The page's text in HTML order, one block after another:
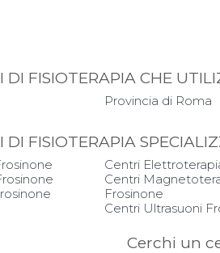
DI FISIOTERAPIA CHE
Provincia di Roma
DI FISIOTERAPIA
Centri
Centri
Frosinone
Centri Ultrasuoni
Cerchi un